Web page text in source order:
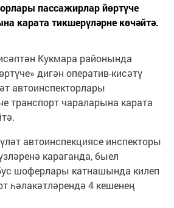
пассажирлар йөртүче
карата тикшерүләрне көчәйтә.
Кукмара районында
дигән оператив-кисәтү
автоинспекторлары
транспорт чараларына карата
автоинспекциясе инспекторы
караганда, быел
шоферлары катнашында килеп
һәлакәтләрендә 4 кешенең